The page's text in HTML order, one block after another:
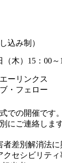
込み制）
（木）15：00～
ーリンクス
・フェロー
での開催です。
にご連絡します
者差別解消法
クセシビリティ